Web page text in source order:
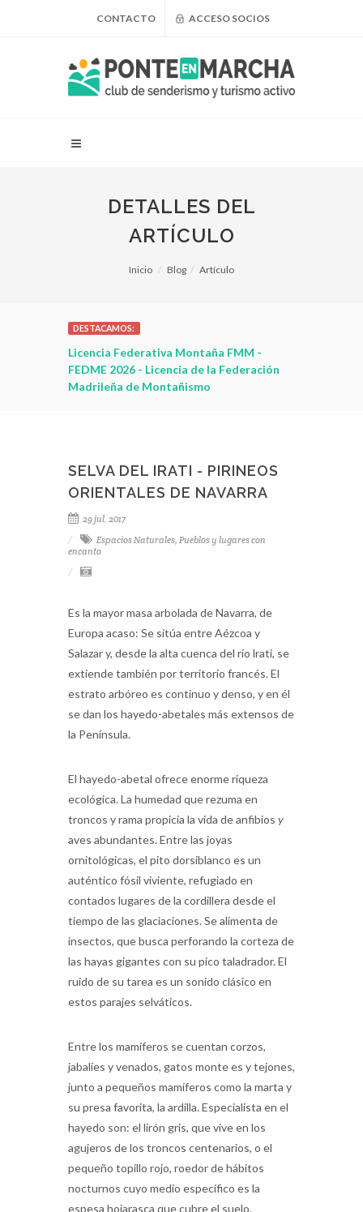
CONTACTO ACCESO SOCIOS
DETALLES DEL
ARTÍCULO
Inicio Blog Artículo
DESTACAMOS:
Licencia Federativa Montaña FMM -
FEDME 2026 - Licencia de la Federación
Madrileña de Montañismo
¿Puedo adelgazar
SELVA DEL IRATI - PIRINEOS
ORIENTALES DE NAVARRA
29 jul. 2017
Espacios Naturales, Pueblos y lugares con
encanto
Es la mayor masa arbolada de Navarra, de
Europa acaso: Se sitúa entre Aézcoa y
Salazar y, desde la alta cuenca del río lrati, se
extiende también por territorio francés. El
estrato arbóreo es continuo y denso, y en él
se dan los hayedo-abetales más extensos de
la Península.
El hayedo-abetal ofrece enorme riqueza
ecológica. La humedad que rezuma en
troncos y rama propicia la vida de anfibios y
aves abundantes. Entre las joyas
ornitológicas, el pito dorsiblanco es un
auténtico fósil viviente, refugiado en
contados lugares de la cordillera desde el
tiempo de las glaciaciones. Se alimenta de
insectos, que busca perforando la corteza de
las hayas gigantes con su pico taladrador. El
ruido de su tarea es un sonido clásico en
estos parajes selváticos.
Entre los mamíferos se cuentan corzos,
jabalíes y venados, gatos monte es y tejones,
junto a pequeños mamíferos como la marta y
su presa favorita, la ardilla. Especialista en el
hayedo son: el lirón gris, que vive en los
agujeros de los troncos centenarios, o el
pequeño topillo rojo, roedor de hábitos
nocturnos cuyo medio específico es la
espesa hojarasca que cubre el suelo.